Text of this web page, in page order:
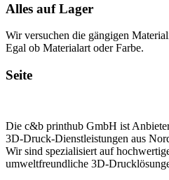
Alles auf Lager
Wir versuchen die gängigen
Egal ob Materialart oder Farbe.
Seite
Die c&b printhub GmbH ist
3D-Druck-Dienstleistungen aus
Wir sind spezialisiert auf
umweltfreundliche 3D-